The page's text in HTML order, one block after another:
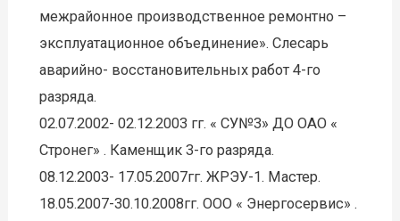
межрайонное производственное ремонтно –
эксплуатационное объединение». Слесарь
аварийно- восстановительных работ 4-го
разряда.
02.07.2002- 02.12.2003 гг. « СУ№3» ДО ОАО «
Стронег» . Каменщик 3-го разряда.
08.12.2003- 17.05.2007гг. ЖРЭУ-1. Мастер.
18.05.2007-30.10.2008гг. ООО « Энергосервис» .